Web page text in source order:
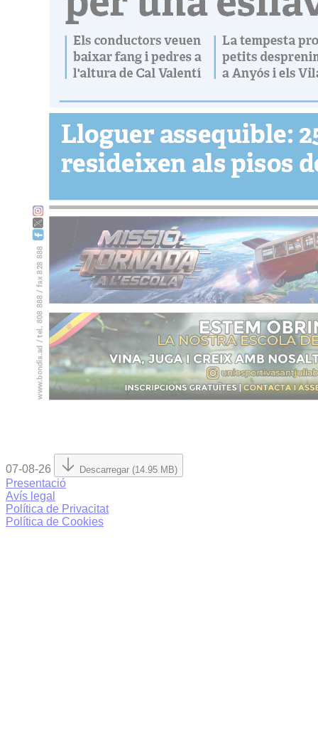
07-08-26 Descarregar (14.95 MB)
Presentació
Avís legal
Política de Privacitat
Política de Cookies